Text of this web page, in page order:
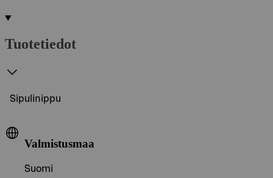
Tuotetiedot
Sipulinippu
Valmistusmaa
Suomi